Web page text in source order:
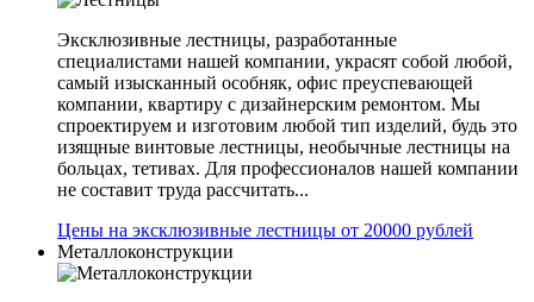
Эксклюзивные лестницы, разработанные
специалистами нашей компании, украсят собой любой,
самый изысканный особняк, офис преуспевающей
компании, квартиру с дизайнерским ремонтом. Мы
спроектируем и изготовим любой тип изделий, будь это
изящные винтовые лестницы, необычные лестницы на
больцах, тетивах. Для профессионалов нашей компании
не составит труда рассчитать...
Цены на эксклюзивные лестницы от 20000 рублей
Металлоконструкции